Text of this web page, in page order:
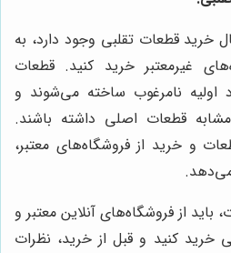
خرید قطعات تقلبی وجود دارد، به
غیرمعتبر خرید کنید. قطعات
اولیه نامرغوب ساخته می‌شوند و
مشابه قطعات اصلی داشته باشند.
و خرید از فروشگاه‌های معتبر،
باید از فروشگاه‌های آنلاین معتبر و
خرید کنید و قبل از خرید، نظرات